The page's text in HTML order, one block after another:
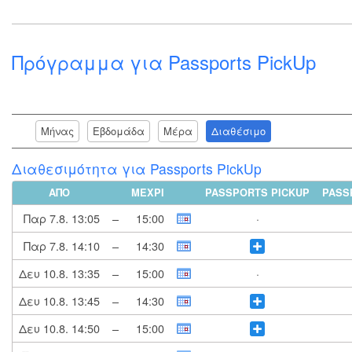
Πρόγραμμα για Passports PickUp
Μήνας Εβδομάδα Μέρα Διαθέσιμο
Διαθεσιμότητα για Passports PickUp
ΑΠΌ ΜΈΧΡΙ PASSPORTS PICKUP
Παρ 7.8. 13:05 – 15:00
·
Παρ 7.8. 14:10 – 14:30
Δευ 10.8. 13:35 – 15:00
·
Δευ 10.8. 13:45 – 14:30
Δευ 10.8. 14:50 – 15:00